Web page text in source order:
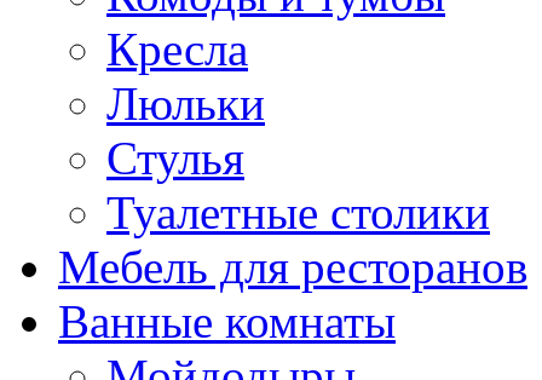
Кресла
Люльки
Стулья
Туалетные столики
Мебель для ресторанов
Ванные комнаты